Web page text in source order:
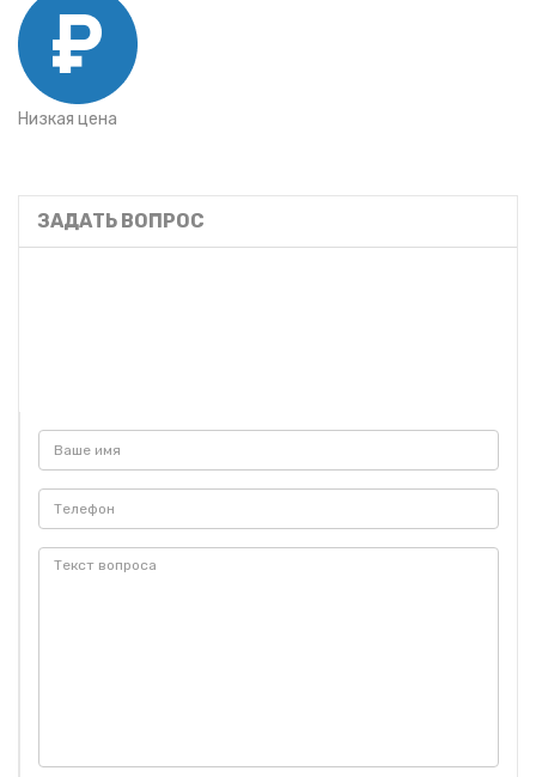
Низкая цена
ЗАДАТЬ ВОПРОС